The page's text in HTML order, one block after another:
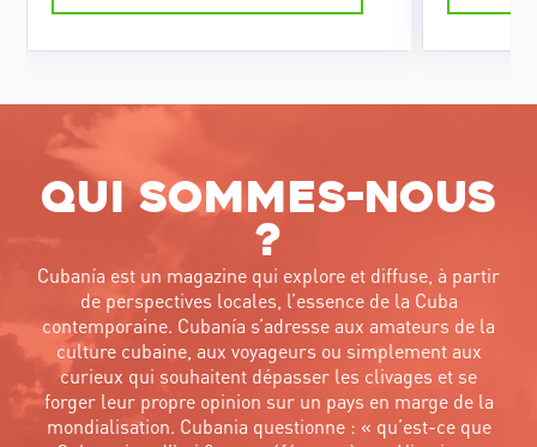
l’architecture, la végétation et
l’ambiance vivante de la capitale
cubaine.
Qui sommes-nous
?
Cubanía est un magazine qui explore et diffuse, à partir
de perspectives locales, l’essence de la Cuba
contemporaine. Cubanía s’adresse aux amateurs de la
culture cubaine, aux voyageurs ou simplement aux
curieux qui souhaitent dépasser les clivages et se
forger leur propre opinion sur un pays en marge de la
mondialisation. Cubania questionne : « qu’est-ce que